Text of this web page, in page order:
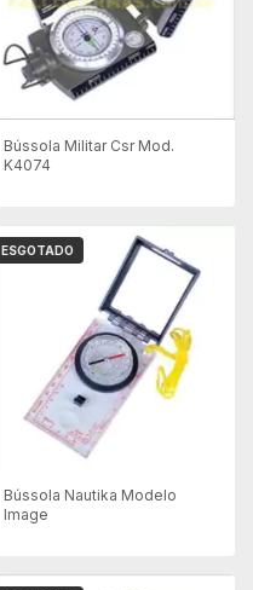
Bússola Militar Csr Mod.
K4074
ESGOTADO
Bússola Nautika Modelo
Image